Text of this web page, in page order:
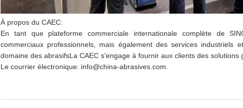
À propos du CAEC:
En tant que plateforme commerciale internationale complète de
commerciaux professionnels, mais également des services industriels
domaine des abrasifsLa CAEC s'engage à fournir aux clients des solutions
Le courrier électronique: info@china-abrasives.com.